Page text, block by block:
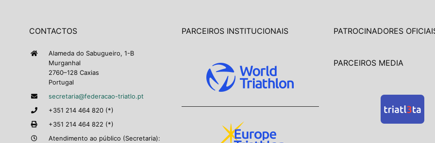
CONTACTOS
Alameda do Sabugueiro, 1-B
Murganhal
2760–128 Caxias
Portugal
secretaria@federacao-triatlo.pt
+351 214 464 820 (*)
+351 214 464 822 (*)
Atendimento ao público (Secretaria):
PARCEIROS INSTITUCIONAIS PATROCINADORES
PARCEIROS MEDIA